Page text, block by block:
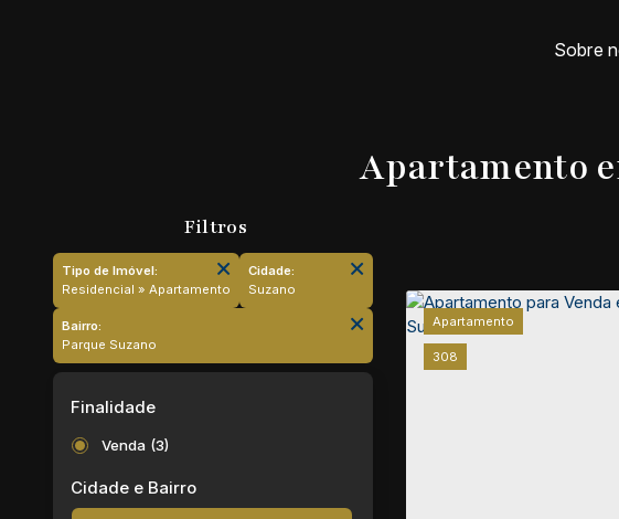
Sobre
Apartamento
Tipo de Imóvel:
Residencial » Apartamento
Cidade:
Suzano
Bairro:
Parque Suzano
Finalidade
Venda (3)
Cidade e Bairro
308
Apartamento